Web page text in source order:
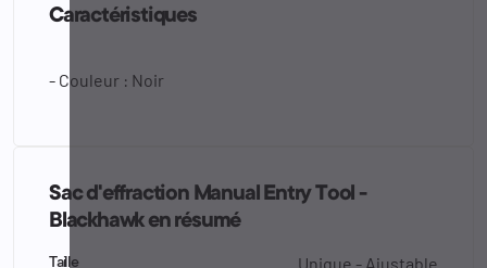
Caractéristiques
- Couleur : Noir
Sac d'effraction Manual Entry Tool -
Blackhawk en résumé
Taille Unique - Ajustable